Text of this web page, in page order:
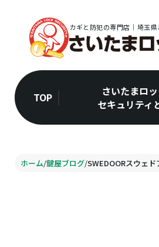
カギと防犯の専門店｜埼玉
TOP
さいたまロ
セキュリティ
ホーム/鍵屋ブログ/SWEDOORスウェ